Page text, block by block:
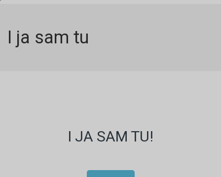
I ja sam tu
I JA SAM TU!